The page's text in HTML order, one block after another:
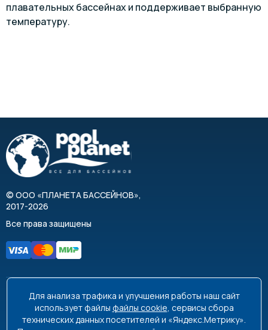
плавательных бассейнах и поддерживает выбранную
температуру.
© ООО «ПЛАНЕТА БАССЕЙНОВ»,
2017-2026
Все права защищены
8 495 663-99-48
8 800 350-99-08
info@poolplanet.ru
Для анализа трафика и улучшения работы наш сайт
использует файлы файлы cookie, сервисы сбора
технических данных посетителей и «Яндекс.Метрику».